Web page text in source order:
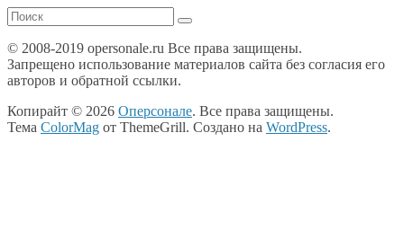
© 2008-2019 opersonale.ru Все права защищены.
Запрещено использование материалов сайта без согласия его
авторов и обратной ссылки.
Копирайт © 2026 Оперсонале. Все права защищены.
Тема ColorMag от ThemeGrill. Создано на WordPress.